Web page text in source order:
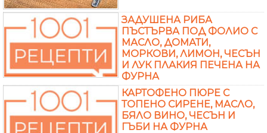
ЗАДУШЕНА РИБА
ПЪСТЪРВА ПОД ФОЛИО С
МАСЛО, ДОМАТИ,
МОРКОВИ, ЛИМОН, ЧЕСЪН
И ЛУК ПЛАКИЯ ПЕЧЕНА НА
ФУРНА
КАРТОФЕНО ПЮРЕ С
ТОПЕНО СИРЕНЕ, МАСЛО,
БЯЛО ВИНО, ЧЕСЪН И
ГЪБИ НА ФУРНА